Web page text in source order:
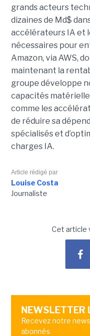
grands acteurs
dizaines de Md$
accélérateurs IA et
nécessaires pour
Amazon, via AWS,
maintenant la
groupe développe
capacités
comme les
de réduire sa
spécialisés et
charges IA.
Article rédigé par
Louise Costa
Journaliste
Cet article
NEWSLETTER
Recevez notre
abonnés